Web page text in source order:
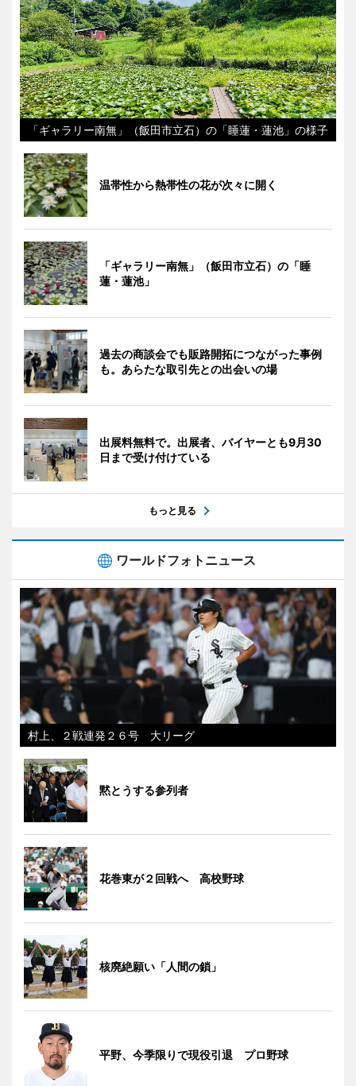
「ギャラリー南無」（飯田市立石）の「睡蓮・蓮池」の様子
温帯性から熱帯性の花が次々に開く
「ギャラリー南無」（飯田市立石）の「睡
蓮・蓮池」
過去の商談会でも販路開拓につながった事例
も。あらたな取引先との出会いの場
出展料無料で。出展者、バイヤーとも9月30
日まで受け付けている
もっと見る
ワールドフォトニュース
村上、２戦連発２６号 大リーグ
黙とうする参列者
花巻東が２回戦へ 高校野球
核廃絶願い「人間の鎖」
平野、今季限りで現役引退 プロ野球